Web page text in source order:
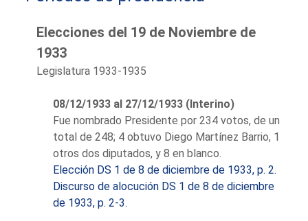
cualquiera de las «medinas»
de los páramos españoles...
pedregosa del desierto
castellano, puede darse idea
del grado de libertad que
suponía el acta de diputado...".
Así describía la diputada
socialista Matilde de la Torre la
Elecciones del 19 de Noviembre de
1933
Legislatura 1933-1935
08/12/1933 al 27/12/1933 (Interino)
Fue nombrado Presidente por 234 votos, de un
total de 248; 4 obtuvo Diego Martínez Barrio, 1
otros dos diputados, y 8 en blanco.
Elección DS 1 de 8 de diciembre de 1933, p. 2.
Discurso de alocución DS 1 de 8 de diciembre
de 1933, p. 2-3.